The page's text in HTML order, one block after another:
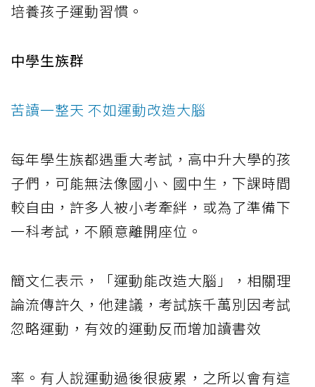
培養孩子運動習慣。
中學生族群
苦讀一整天 不如運動改造大腦
每年學生族都遇重大考試，高中升大學的孩
子們，可能無法像國小、國中生，下課時間
較自由，許多人被小考牽絆，或為了準備下
一科考試，不願意離開座位。
簡文仁表示，「運動能改造大腦」，相關理
論流傳許久，他建議，考試族千萬別因考試
忽略運動，有效的運動反而增加讀書效
率。有人說運動過後很疲累，之所以會有這